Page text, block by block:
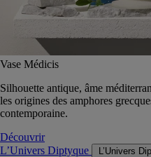
Vase Médicis
Silhouette antique, âme
les origines des amphores
contemporaine.
Découvrir
L’Univers Diptyque
L’Univers